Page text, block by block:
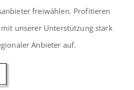
freiwählen. Profitieren
unserer Unterstützung stark
Anbieter auf.